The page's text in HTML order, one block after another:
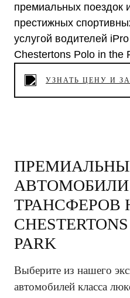
премиальных поездок
престижных
услугой водителей
Chestertons Polo in the
УЗНАТЬ ЦЕНУ И
ТРАНСФЕРОВ
PARK
Выберите из нашего
автомобилей класса